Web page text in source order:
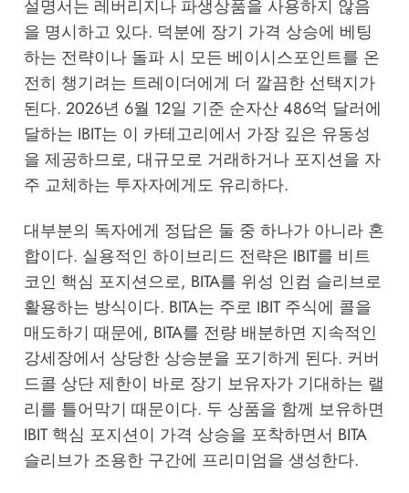
설명서는 레버리지나 파생상품을 사용하지 않음
을 명시하고 있다. 덕분에 장기 가격 상승에 베팅
하는 전략이나 돌파 시 모든 베이시스포인트를 온
전히 챙기려는 트레이더에게 더 깔끔한 선택지가
된다. 2026년 6월 12일 기준 순자산 486억 달러에
달하는 IBIT는 이 카테고리에서 가장 깊은 유동성
을 제공하므로, 대규모로 거래하거나 포지션을 자
주 교체하는 투자자에게도 유리하다.
대부분의 독자에게 정답은 둘 중 하나가 아니라 혼
합이다. 실용적인 하이브리드 전략은 IBIT를 비트
코인 핵심 포지션으로, BITA를 위성 인컴 슬리브로
활용하는 방식이다. BITA는 주로 IBIT 주식에 콜을
매도하기 때문에, BITA를 전량 배분하면 지속적인
강세장에서 상당한 상승분을 포기하게 된다. 커버
드콜 상단 제한이 바로 장기 보유자가 기대하는 랠
리를 틀어막기 때문이다. 두 상품을 함께 보유하면
IBIT 핵심 포지션이 가격 상승을 포착하면서 BITA
슬리브가 조용한 구간에 프리미엄을 생성한다.